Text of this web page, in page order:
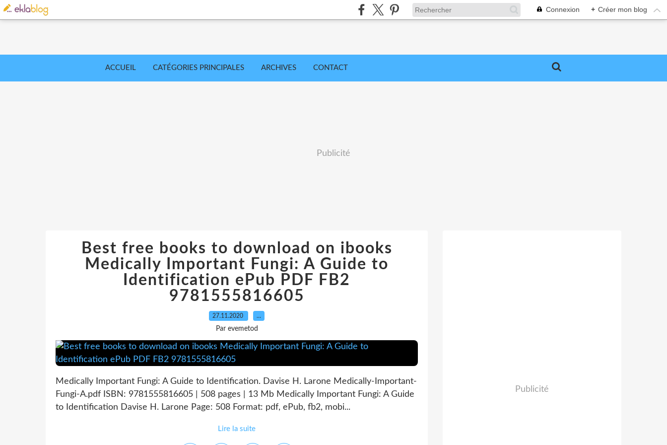
Connexion + Créer mon blog
ACCUEIL CATÉGORIES PRINCIPALES ARCHIVES CONTACT
Publicité
Best free books to download on ibooks
Medically Important Fungi: A Guide to
Identification ePub PDF FB2
9781555816605
27.11.2020 …
Par evemetod
Medically Important Fungi: A Guide to Identification. Davise H. Larone Medically-Important-
Fungi-A.pdf ISBN: 9781555816605 | 508 pages | 13 Mb Medically Important Fungi: A Guide
to Identification Davise H. Larone Page: 508 Format: pdf, ePub, fb2, mobi...
Lire la suite
Publicité